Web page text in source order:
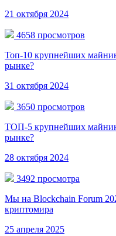
21 октября 2024
4658 просмотров
Топ-10 крупнейших
рынке?
31 октября 2024
3650 просмотров
ТОП-5 крупнейших
рынке?
28 октября 2024
3492 просмотра
Мы на Blockchain Forum
криптомира
25 апреля 2025